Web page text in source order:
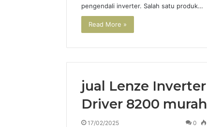
pengendali inverter. Salah satu produk…
Read More »
jual Lenze Inverter
Driver 8200 murah
17/02/2025 0